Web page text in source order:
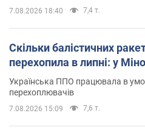
7.08.2026 18:40 7,4 т.
Скільки балістичних
перехопила в липні: у
Українська ППО працювала в
перехоплювачів
7.08.2026 15:09 7,6 т.